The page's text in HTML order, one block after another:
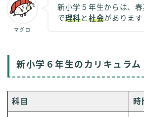
マグロ
新小学５年生からは、
で理科と社会があります
新小学６年生のカリキュラム
科目 時